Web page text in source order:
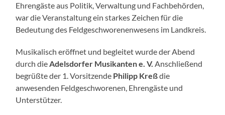
Ehrengäste aus Politik, Verwaltung und Fachbehörden,
war die Veranstaltung ein starkes Zeichen für die
Bedeutung des Feldgeschworenenwesens im Landkreis.
Musikalisch eröffnet und begleitet wurde der Abend
durch dieAdelsdorfer Musikanten e. V. Anschließend
begrüßte der 1. Vorsitzende Philipp Kreßdie
anwesenden Feldgeschworenen, Ehrengäste und
Unterstützer.